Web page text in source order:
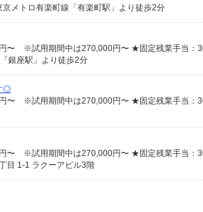
メトロ有楽町線「有楽町駅」より徒歩2分
銀座駅」より徒歩2分
◎
目 1-1 ラクーアビル3階